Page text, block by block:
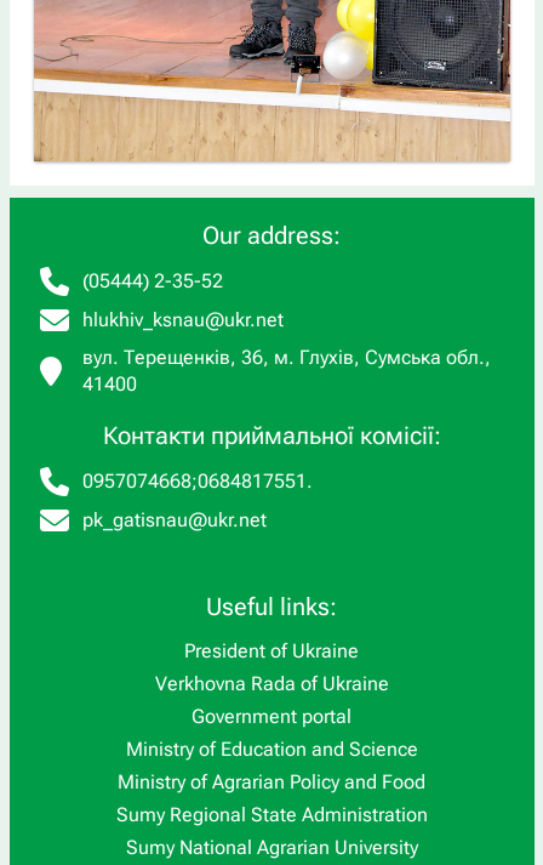
Our address:
(05444) 2-35-52
hlukhiv_ksnau@ukr.net
вул. Терещенків, 36, м. Глухів, Сумська обл.,
41400
Контакти приймальної комісії:
0957074668;0684817551 .
pk_gatisnau@ukr.net
Useful links:
President of Ukraine
Verkhovna Rada of Ukraine
Government portal
Ministry of Education and Science
Ministry of Agrarian Policy and Food
Sumy Regional State Administration
Sumy National Agrarian University